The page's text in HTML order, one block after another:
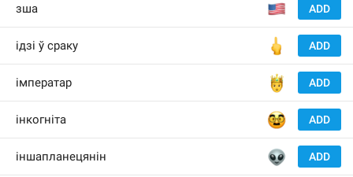
ADD
зша
ADD
🖕
ідзі ў сраку
ADD
🤴
імператар
ADD
🥸
інкогніта
ADD
👽
іншапланецянін